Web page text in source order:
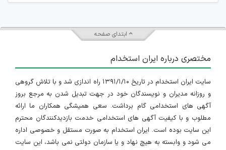
ابتدای صفحه
مختصری درباره ایران استخدام
سایت ایران استخدام در تاریخ ۱۳۹۱/۱/۱۰ راه اندازی شد و با تلاش گروهی
و روزانه مدیران و نویسندگان خود در جهت تبدیل شدن به مرجع بروز
آگهی های استخدامی گام برداشت. سعی همیشگی همکاران ما ارائه
مطلوب و با کیفیت آگهی های استخدامی خدمت بازدیدکنندگان محترم
این سایت بوده است. ایران استخدام به صورت مستقل و خصوصی اداره
می شود و وابسته به هیچ نهاد و یا سازمان دولتی نمی باشد، این سایت